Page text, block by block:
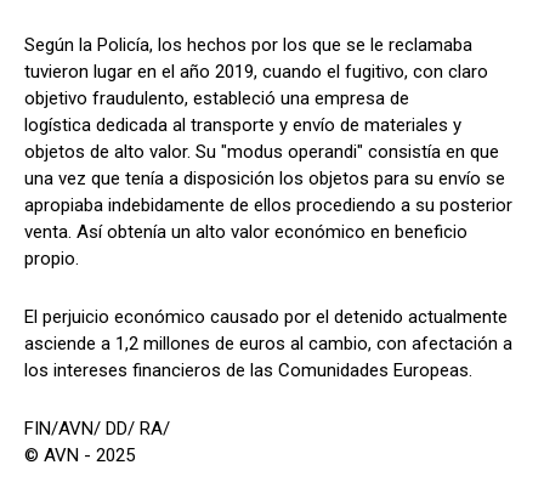
Según la Policía, los hechos por los que se le reclamaba
tuvieron lugar en el año 2019, cuando el fugitivo, con claro
objetivo fraudulento, estableció una empresa de
logística dedicada al transporte y envío de materiales y
objetos de alto valor. Su "modus operandi" consistía en que
una vez que tenía a disposición los objetos para su envío se
apropiaba indebidamente de ellos procediendo a su posterior
venta. Así obtenía un alto valor económico en beneficio
propio.
El perjuicio económico causado por el detenido actualmente
asciende a 1,2 millones de euros al cambio, con afectación a
los intereses financieros de las Comunidades Europeas.
FIN/AVN/ DD/ RA/
© AVN - 2025